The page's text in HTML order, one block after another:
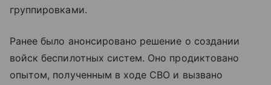
группировками.
Ранее было анонсировано решение о создании
войск беспилотных систем. Оно продиктовано
опытом, полученным в ходе СВО и вызвано